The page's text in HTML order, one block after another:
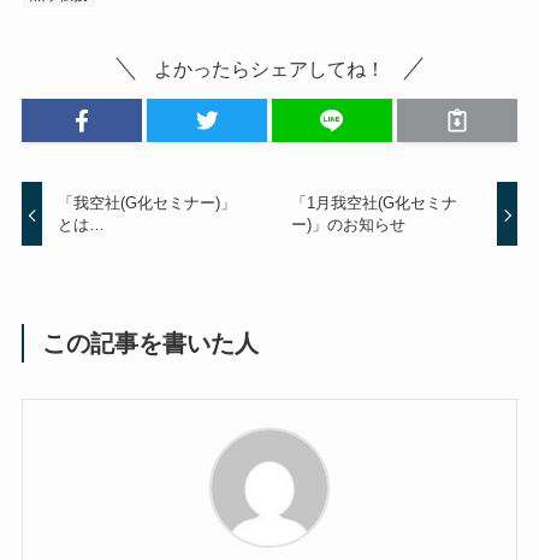
よかったらシェアしてね！
「我空社(G化セミナー)」
とは…
「1月我空社(G化セミナ
ー)」のお知らせ
この記事を書いた人